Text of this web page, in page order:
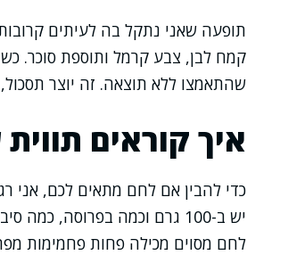
תופעה שאני נתקל בה לעיתים
קמח לבן, צבע קרמל ותוספת סוכר.
שהתאמצו ללא תוצאה. זה יוצר
איך קוראים
כדי להבין אם לחם מתאים לכם, אני
יש ב-100 גרם וכמה בפרוסה,
לחם מסוים מכילה פחות פחמימות